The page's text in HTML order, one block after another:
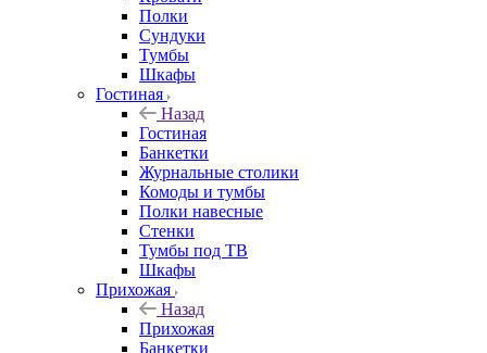
Полки
Сундуки
Тумбы
Шкафы
Гостиная
Назад
Гостиная
Банкетки
Журнальные столики
Комоды и тумбы
Полки навесные
Стенки
Тумбы под ТВ
Шкафы
Прихожая
Назад
Прихожая
Банкетки